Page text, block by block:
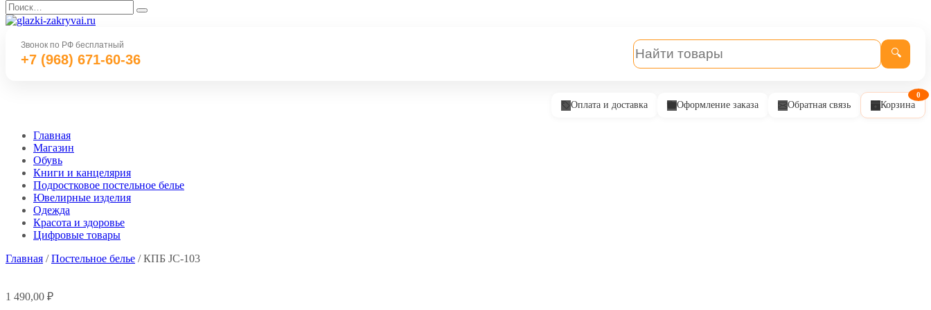
Перейти
к
содержанию
Search
for:
Звонок по РФ бесплатный
+7 (968) 671-60-36 🔍
Оплата и доставка Оформление заказа Обратная связь Корзина
0
Главная
Магазин
Обувь
Книги и канцелярия
Подростковое постельное белье
Ювелирные изделия
Одежда
Красота и здоровье
Цифровые товары
Главная /Постельное белье / КПБ JC-103
1 490,00 ₽